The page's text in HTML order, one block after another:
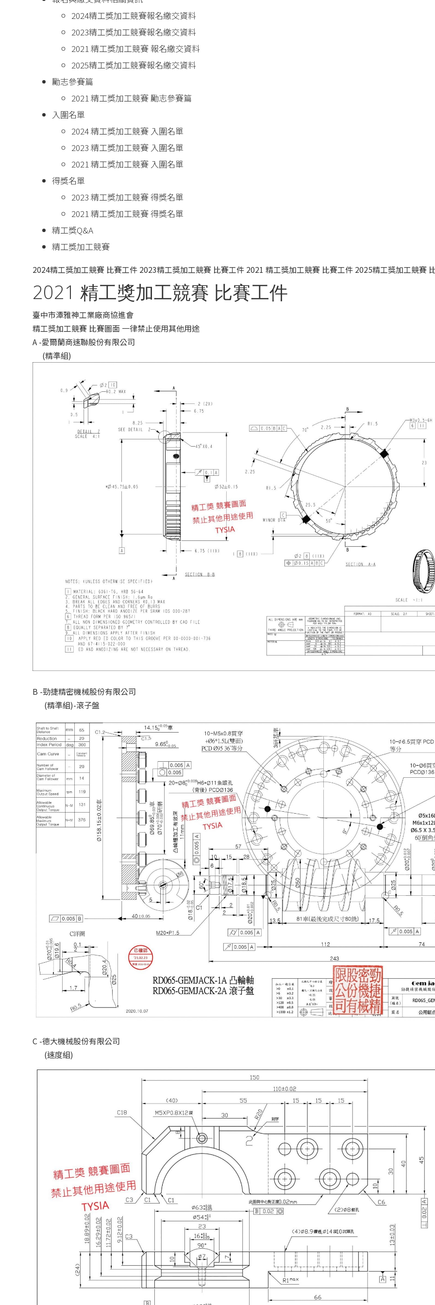
2024精工獎加工競賽報名繳交資料
2023精工獎加工競賽報名繳交資料
2021 精工獎加工競賽 報名繳交資料
2025精工獎加工競賽報名繳交資料
勵志參賽篇
2021 精工獎加工競賽 勵志參賽篇
入圍名單
2024 精工獎加工競賽 入圍名單
2023 精工獎加工競賽 入圍名單
2021 精工獎加工競賽 入圍名單
得獎名單
2023 精工獎加工競賽 得獎名單
2021 精工獎加工競賽 得獎名單
精工獎Q&A
精工獎加工競賽
2024精工獎加工競賽 比賽工件 2023精工獎加工競賽 比賽工件 2021 精工獎加工競賽 比賽工件 2025精工獎加工競賽
2021 精工獎加工競賽 比賽工件
臺中市潭雅神工業廠商協進會
精工獎加工競賽 比賽圖面 一律禁止使用其他用途
A -愛爾蘭商速聯股份有限公司
(精準組)
B -勁捷精密機械股份有限公司
(精準組)-滾子盤
C -德大機械股份有限公司
(速度組)